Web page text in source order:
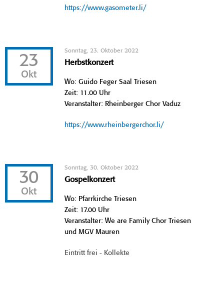
https://www.gasometer.li/
23
Okt
Sonntag, 23. Oktober 2022
Herbstkonzert
Wo: Guido Feger Saal Triesen
Zeit: 11.00 Uhr
Veranstalter: Rheinberger Chor Vaduz
https://www.rheinbergerchor.li/
30
Okt
Sonntag, 30. Oktober 2022
Gospelkonzert
Wo: Pfarrkirche Triesen
Zeit: 17.00 Uhr
Veranstalter: We are Family Chor Triesen
und MGV Mauren
Eintritt frei - Kollekte